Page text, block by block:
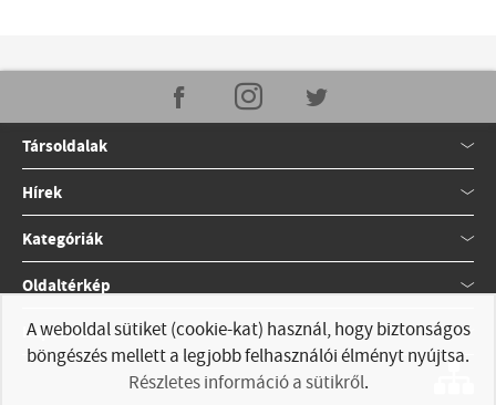
Társoldalak
Hírek
Kategóriák
Oldaltérkép
Kapcsolat
A weboldal sütiket (cookie-kat) használ, hogy biztonságos
böngészés mellett a legjobb felhasználói élményt nyújtsa.
Részletes információ a sütikről.